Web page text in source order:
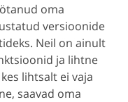
oma
versioonide
Neil on ainult
ja lihtne
lihtsalt ei vaja
saavad oma